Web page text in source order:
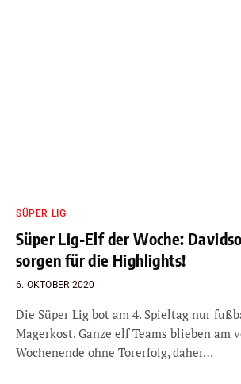
SÜPER LIG
Süper Lig-Elf der Woche:
sorgen für die Highlights!
6. OKTOBER 2020
Die Süper Lig bot am 4. Spieltag nur
Magerkost. Ganze elf Teams blieben am
Wochenende ohne Torerfolg, daher…